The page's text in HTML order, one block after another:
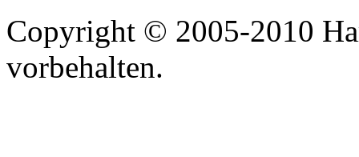
Copyright © 2005-2010
vorbehalten.